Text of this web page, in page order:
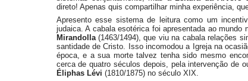
direto! Apenas quis compartilhar minha experiência,
Apresento esse sistema de leitura como um
judaica. A cabala esotérica foi apresentada ao
Mirandolla(1463/1494), que viu na cabala relações
santidade de Cristo. Isso incomodou a Igreja na
época, e a sua morte talvez tenha sido mesmo
cerca de quatro séculos depois, pela intervenção de
Éliphas Lévi (1810/1875) no século XIX.